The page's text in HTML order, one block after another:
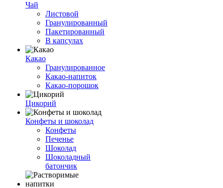
Чай
Листовой
Гранулированный
Пакетированный
В капсулах
Какао
Гранулированное
Какао-напиток
Какао-порошок
Цикорий
Конфеты и шоколад
Конфеты
Печенье
Шоколад
Шоколадный
батончик